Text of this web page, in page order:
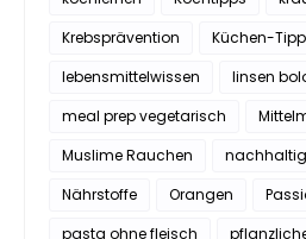
Krebsprävention
Küchen-
lebensmittelwissen
linsen
meal prep vegetarisch
Muslime Rauchen
Nährstoffe
Orangen
pasta ohne fleisch